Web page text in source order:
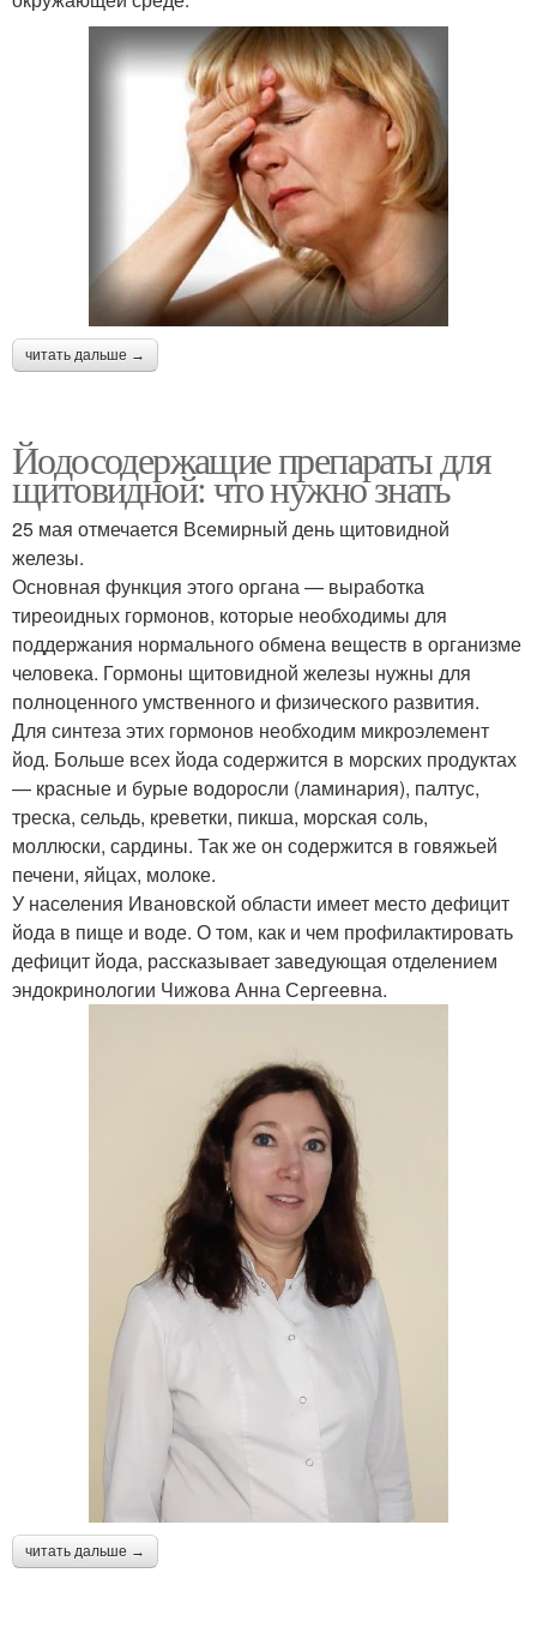
читать дальше →
Йодосодержащие препараты для
щитовидной: что нужно знать
25 мая отмечается Всемирный день щитовидной
железы.
Основная функция этого органа — выработка
тиреоидных гормонов, которые необходимы для
поддержания нормального обмена веществ в организме
человека. Гормоны щитовидной железы нужны для
полноценного умственного и физического развития.
Для синтеза этих гормонов необходим микроэлемент
йод. Больше всех йода содержится в морских продуктах
— красные и бурые водоросли (ламинария), палтус,
треска, сельдь, креветки, пикша, морская соль,
моллюски, сардины. Так же он содержится в говяжьей
печени, яйцах, молоке.
У населения Ивановской области имеет место дефицит
йода в пище и воде. О том, как и чем профилактировать
дефицит йода, рассказывает заведующая отделением
эндокринологии Чижова Анна Сергеевна.
читать дальше →